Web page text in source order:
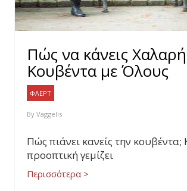
Πώς να κάνεις Χαλαρή
Κουβέντα με Όλους
ΦΛΕΡΤ
By Vaggelis
Πώς πιάνει κανείς την κουβέντα;
προοπτική γεμίζει
Περισσότερα >